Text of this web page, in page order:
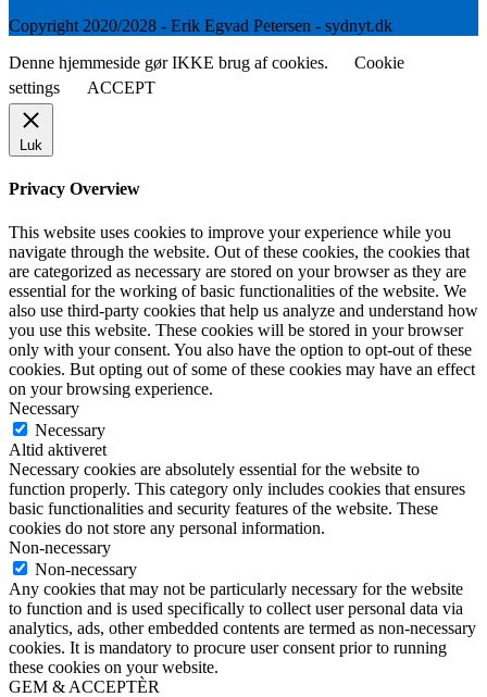
Copyright 2020/2028 - Erik Egvad Petersen - sydnyt.dk
Denne hjemmeside gør IKKE brug af cookies.
Cookie
settings
ACCEPT
Luk
Privacy Overview
This website uses cookies to improve your experience while you
navigate through the website. Out of these cookies, the cookies that
are categorized as necessary are stored on your browser as they are
essential for the working of basic functionalities of the website. We
also use third-party cookies that help us analyze and understand how
you use this website. These cookies will be stored in your browser
only with your consent. You also have the option to opt-out of these
cookies. But opting out of some of these cookies may have an effect
on your browsing experience.
Necessary
Necessary
Altid aktiveret
Necessary cookies are absolutely essential for the website to
function properly. This category only includes cookies that ensures
basic functionalities and security features of the website. These
cookies do not store any personal information.
Non-necessary
Non-necessary
Any cookies that may not be particularly necessary for the website
to function and is used specifically to collect user personal data via
analytics, ads, other embedded contents are termed as non-necessary
cookies. It is mandatory to procure user consent prior to running
these cookies on your website.
GEM & ACCEPTÈR